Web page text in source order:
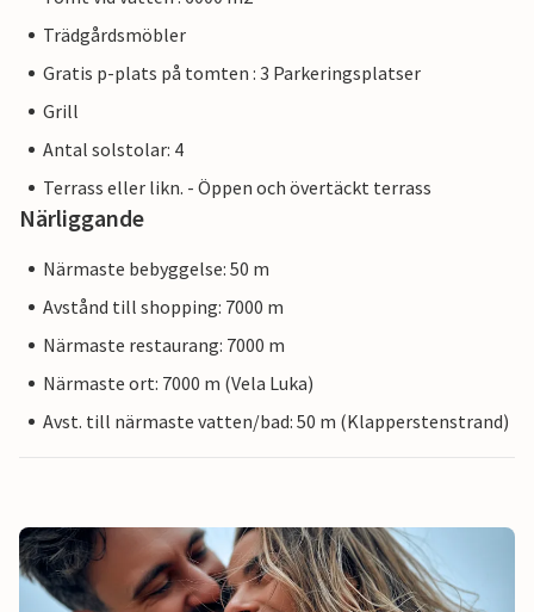
Trädgårdsmöbler
Gratis p-plats på tomten : 3 Parkeringsplatser
Grill
Antal solstolar: 4
Terrass eller likn. - Öppen och övertäckt terrass
Närliggande
Närmaste bebyggelse: 50 m
Avstånd till shopping: 7000 m
Närmaste restaurang: 7000 m
Närmaste ort: 7000 m (Vela Luka)
Avst. till närmaste vatten/bad: 50 m (Klapperstenstrand)